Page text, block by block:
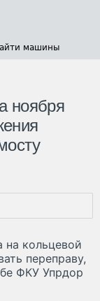
машины
ноября
на кольцевой
переправу,
ФКУ Упрдор